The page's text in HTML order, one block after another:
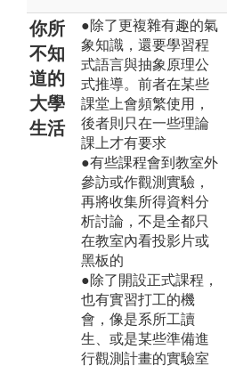
你所
不知
道的
大學
生活
●除了更複雜有趣的氣
象知識，還要學習程
式語言與抽象原理公
式推導。前者在某些
課堂上會頻繁使用，
後者則只在一些理論
課上才有要求
●有些課程會到教室外
參訪或作觀測實驗，
再將收集所得資料分
析討論，不是全都只
在教室內看投影片或
黑板的
●除了開設正式課程，
也有實習打工的機
會，像是系所工讀
生、或是某些準備進
行觀測計畫的實驗室